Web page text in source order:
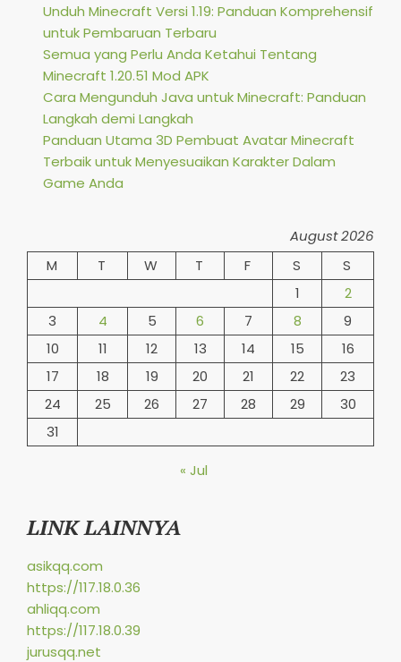
Unduh Minecraft Versi 1.19: Panduan Komprehensif
untuk Pembaruan Terbaru
Semua yang Perlu Anda Ketahui Tentang
Minecraft 1.20.51 Mod APK
Cara Mengunduh Java untuk Minecraft: Panduan
Langkah demi Langkah
Panduan Utama 3D Pembuat Avatar Minecraft
Terbaik untuk Menyesuaikan Karakter Dalam
Game Anda
August 2026
M
T W T F S
S
1
2
3
4 5 6 7 8
9
10
11 12 13 14 15
16
17
18 19 20 21 22
23
24
25 26 27 28 29
30
31
« Jul
LINK LAINNYA
asikqq.com
https://117.18.0.36
ahliqq.com
https://117.18.0.39
jurusqq.net